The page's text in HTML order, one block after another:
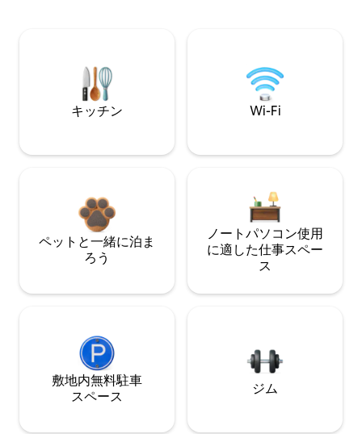
キッチン Wi-Fi
ペットと一緒に泊ま
ろう
ノートパソコン使用
に適した仕事スペー
ス
敷地内無料駐⁠車
ス⁠ペ⁠ー⁠ス
ジム